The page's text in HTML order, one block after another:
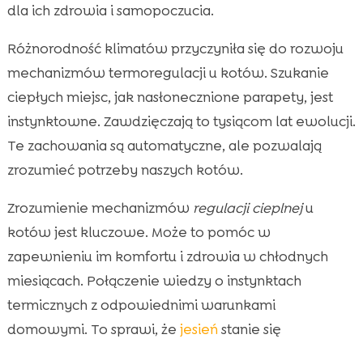
dla ich zdrowia i samopoczucia.
Różnorodność klimatów przyczyniła się do rozwoju
mechanizmów termoregulacji u kotów. Szukanie
ciepłych miejsc, jak nasłonecznione parapety, jest
instynktowne. Zawdzięczają to tysiącom lat ewolucji.
Te zachowania są automatyczne, ale pozwalają
zrozumieć potrzeby naszych kotów.
Zrozumienie mechanizmów regulacji cieplneju
kotów jest kluczowe. Może to pomóc w
zapewnieniu im komfortu i zdrowia w chłodnych
miesiącach. Połączenie wiedzy o instynktach
termicznych z odpowiednimi warunkami
domowymi. To sprawi, że jesień stanie się